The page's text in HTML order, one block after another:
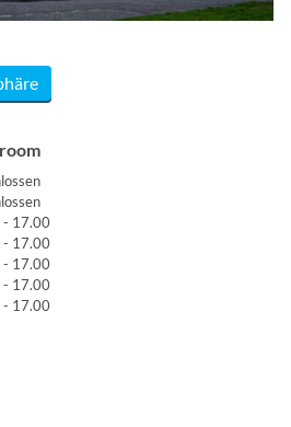
- 17.00
- 17.00
- 17.00
- 17.00
- 17.00